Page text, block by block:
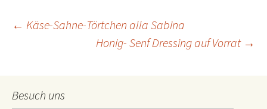
Beitrags-
Navigation
← Käse-Sahne-Törtchen alla Sabina
Honig- Senf Dressing auf Vorrat →
Besuch uns